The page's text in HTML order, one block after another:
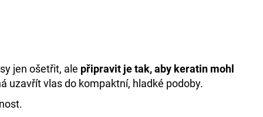
jen ošetřit, ale připravit je tak, aby keratin mohl
uzavřít vlas do kompaktní, hladké podoby.